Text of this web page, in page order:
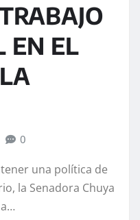
EN EL
0
una política de
la Senadora Chuya